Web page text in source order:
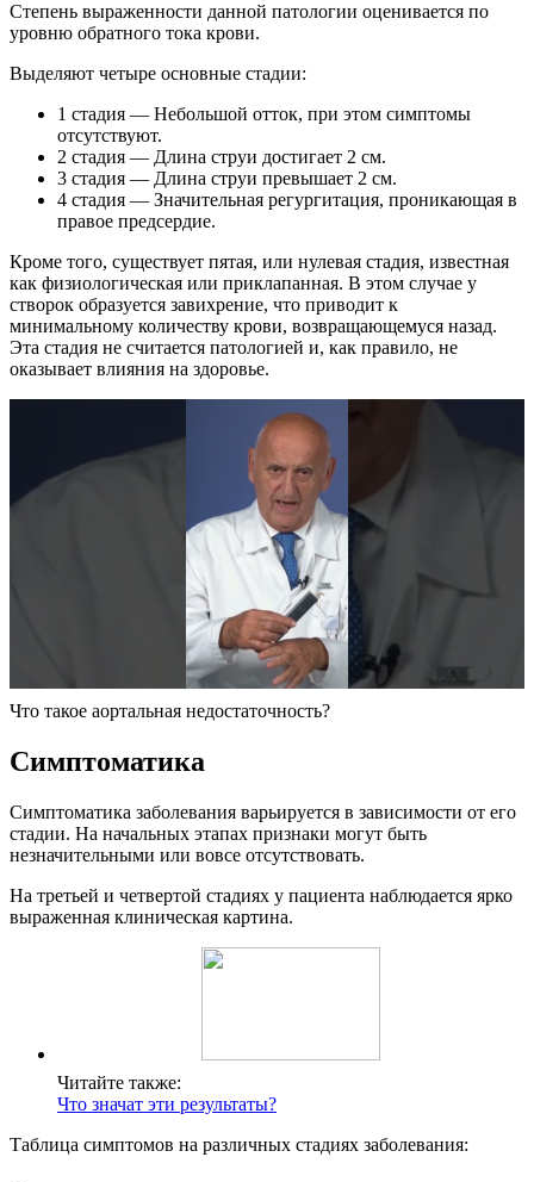
Степень выраженности данной патологии оценивается по
уровню обратного тока крови.
Выделяют четыре основные стадии:
1 стадия — Небольшой отток, при этом симптомы
отсутствуют.
2 стадия — Длина струи достигает 2 см.
3 стадия — Длина струи превышает 2 см.
4 стадия — Значительная регургитация, проникающая в
правое предсердие.
Кроме того, существует пятая, или нулевая стадия, известная
как физиологическая или приклапанная. В этом случае у
створок образуется завихрение, что приводит к
минимальному количеству крови, возвращающемуся назад.
Эта стадия не считается патологией и, как правило, не
оказывает влияния на здоровье.
Что такое аортальная недостаточность?
Симптоматика
Симптоматика заболевания варьируется в зависимости от его
стадии. На начальных этапах признаки могут быть
незначительными или вовсе отсутствовать.
На третьей и четвертой стадиях у пациента наблюдается ярко
выраженная клиническая картина.
Читайте также:
Что значат эти результаты?
Таблица симптомов на различных стадиях заболевания: